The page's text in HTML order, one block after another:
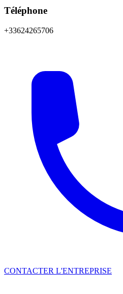
Téléphone
+33624265706
CONTACTER L'ENTREPRISE